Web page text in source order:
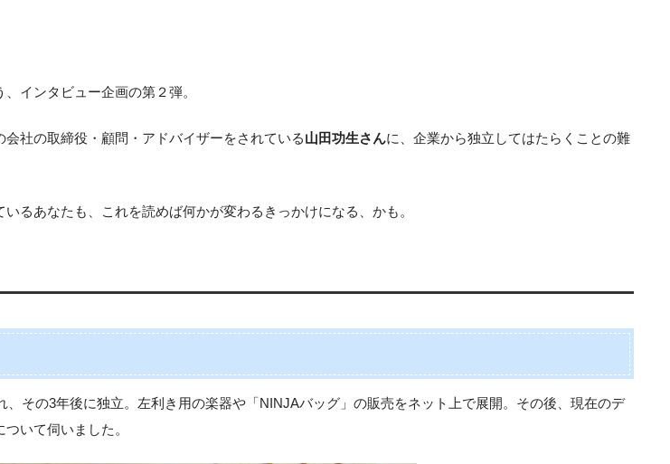
インタビュー企画の第２弾。
会社の取締役・顧問・アドバイザーをされている山田功生さんに、企業から独立してはたらくことの難
るあなたも、これを読めば何かが変わるきっかけになる、かも。
、その3年後に独立。左利き用の楽器や「NINJAバッグ」の販売をネット上で展開。その後、現在のデ
いて伺いました。